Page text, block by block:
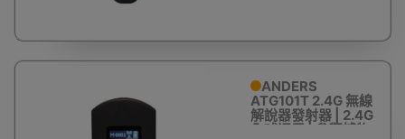
ANDERS
ATG101T 2.4G 無線
解說器發射器 | 2.4G
全球通用 | 參觀博物